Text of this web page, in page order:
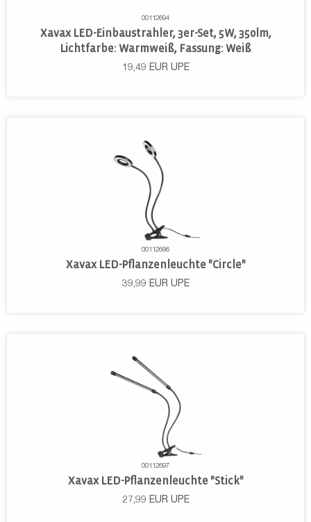
00112694
Xavax LED-Einbaustrahler, 3er-Set, 5W, 350lm,
Lichtfarbe: Warmweiß, Fassung: Weiß
19,49 EUR UPE
00112696
Xavax LED-Pflanzenleuchte "Circle"
39,99 EUR UPE
00112697
Xavax LED-Pflanzenleuchte "Stick"
27,99 EUR UPE